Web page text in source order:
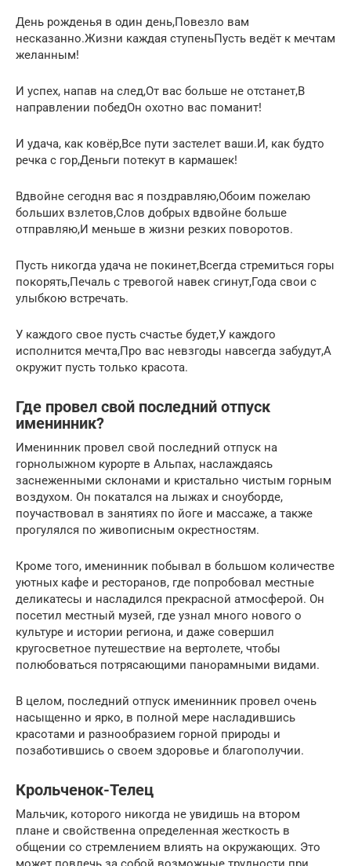
День рожденья в один день,Повезло вам
несказанно.Жизни каждая ступеньПусть ведёт к мечтам
желанным!
И успех, напав на след,От вас больше не отстанет,В
направлении победОн охотно вас поманит!
И удача, как ковёр,Все пути застелет ваши.И, как будто
речка с гор,Деньги потекут в кармашек!
Вдвойне сегодня вас я поздравляю,Обоим пожелаю
больших взлетов,Слов добрых вдвойне больше
отправляю,И меньше в жизни резких поворотов.
Пусть никогда удача не покинет,Всегда стремиться горы
покорять,Печаль с тревогой навек сгинут,Года свои с
улыбкою встречать.
У каждого свое пусть счастье будет,У каждого
исполнится мечта,Про вас невзгоды навсегда забудут,А
окружит пусть только красота.
Где провел свой последний отпуск
именинник?
Именинник провел свой последний отпуск на
горнолыжном курорте в Альпах, наслаждаясь
заснеженными склонами и кристально чистым горным
воздухом. Он покатался на лыжах и сноуборде,
поучаствовал в занятиях по йоге и массаже, а также
прогулялся по живописным окрестностям.
Кроме того, именинник побывал в большом количестве
уютных кафе и ресторанов, где попробовал местные
деликатесы и насладился прекрасной атмосферой. Он
посетил местный музей, где узнал много нового о
культуре и истории региона, и даже совершил
кругосветное путешествие на вертолете, чтобы
полюбоваться потрясающими панорамными видами.
В целом, последний отпуск именинник провел очень
насыщенно и ярко, в полной мере насладившись
красотами и разнообразием горной природы и
позаботившись о своем здоровье и благополучии.
Крольченок-Телец
Мальчик, которого никогда не увидишь на втором
плане и свойственна определенная жесткость в
общении со стремлением влиять на окружающих. Это